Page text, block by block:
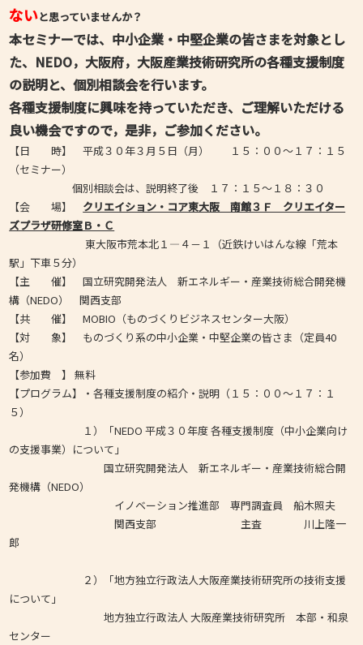
ないと思っていませんか？
本セミナーでは、中小企業・中堅企業の皆さまを対象とし
た、NEDO，大阪府，大阪産業技術研究所の各種支援制度
の説明と、個別相談会を行います。
各種支援制度に興味を持っていただき、ご理解いただける
良い機会ですので，是非，ご参加ください。
【日 時】 平成３０年３月５日（月） １５：００～１７：１５
（セミナー）
個別相談会は、説明終了後 １７：１５～１８：３０
【会 場】 クリエイション・コア東大阪 南館３Ｆ クリエイター
ズプラザ研修室Ｂ・Ｃ
東大阪市荒本北１―４－１（近鉄けいはんな線「荒本
駅」下車５分）
【主 催】 国立研究開発法人 新エネルギー・産業技術総合開発機
構（NEDO） 関西支部
【共 催】 MOBIO（ものづくりビジネスセンター大阪）
【対 象】 ものづくり系の中小企業・中堅企業の皆さま（定員40
名）
【参加費 】 無料
【プログラム】・各種支援制度の紹介・説明（１５：００～１７：１
５）
１）「NEDO 平成３０年度 各種支援制度（中小企業向け
の支援事業）について」
国立研究開発法人 新エネルギー・産業技術総合開
発機構（NEDO）
イノベーション推進部 専門調査員 船木照夫
関西支部 主査 川上隆一
郎
２）「地方独立行政法人大阪産業技術研究所の技術支援
について」
地方独立行政法人 大阪産業技術研究所 本部・和泉
センター